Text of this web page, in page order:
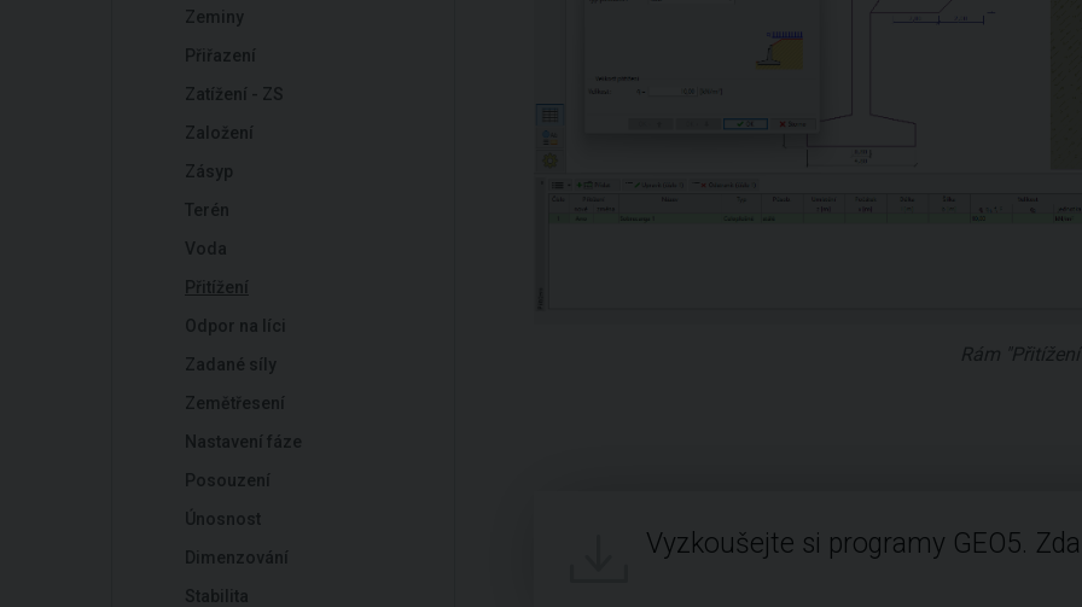
Zeminy
Přiřazení
Zatížení - ZS
Založení
Zásyp
Terén
Voda
Přitížení
Odpor na líci
Zadané síly
Zemětřesení
Nastavení fáze
Posouzení
Únosnost
Dimenzování
Stabilita
Rám
Vyzkoušejte si programy GEO5.